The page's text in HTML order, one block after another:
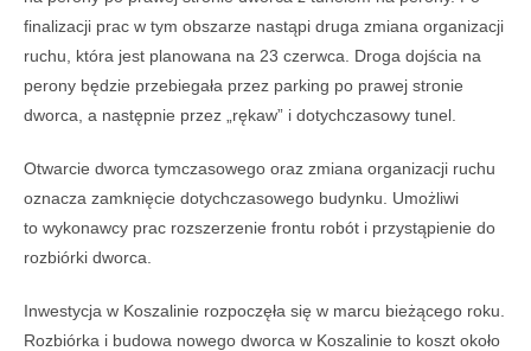
finalizacji prac w tym obszarze nastąpi druga zmiana organizacji
ruchu, która jest planowana na 23 czerwca. Droga dojścia na
perony będzie przebiegała przez parking po prawej stronie
dworca, a następnie przez „rękaw” i dotychczasowy tunel.
Otwarcie dworca tymczasowego oraz zmiana organizacji ruchu
oznacza zamknięcie dotychczasowego budynku. Umożliwi
to wykonawcy prac rozszerzenie frontu robót i przystąpienie do
rozbiórki dworca.
Inwestycja w Koszalinie rozpoczęła się w marcu bieżącego roku.
Rozbiórka i budowa nowego dworca w Koszalinie to koszt około